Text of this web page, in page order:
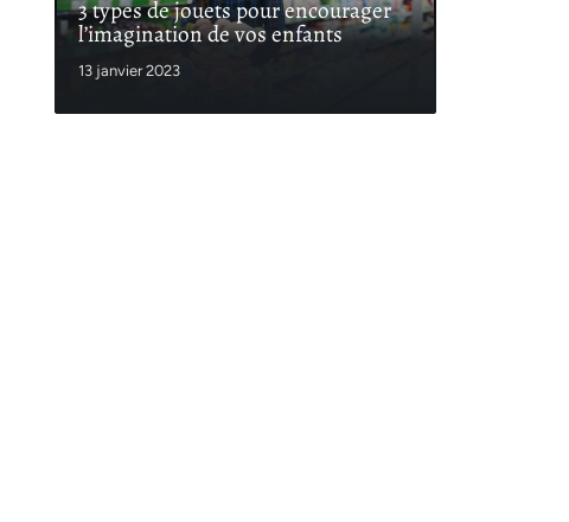
3 types de jouets pour encourager
l’imagination de vos enfants
13 janvier 2023